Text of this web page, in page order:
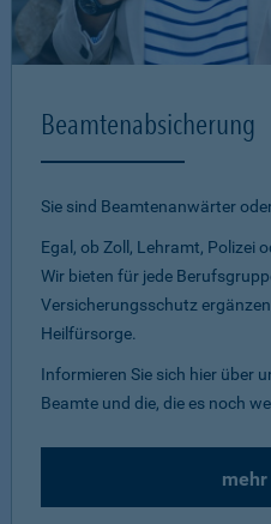
Beamtenabsicherung
Sie sind Beamtenanwärter
Egal, ob Zoll, Lehramt, Polizei
Wir bieten für jede
Versicherungsschutz
Heilfürsorge.
Informieren Sie sich hier über
Beamte und die, die es noch